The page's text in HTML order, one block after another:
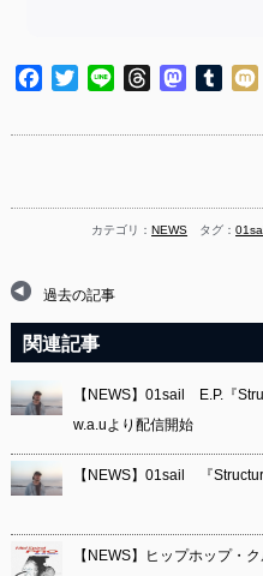
Facebook
TwitterLine ThreadsMastodon
カテゴリ：NEWS タグ：
過去の記事
関連記事
【NEWS】01sail E.P.『
w.a.uより配信開始
【NEWS】01sail 『
【NEWS】ヒップホップ・